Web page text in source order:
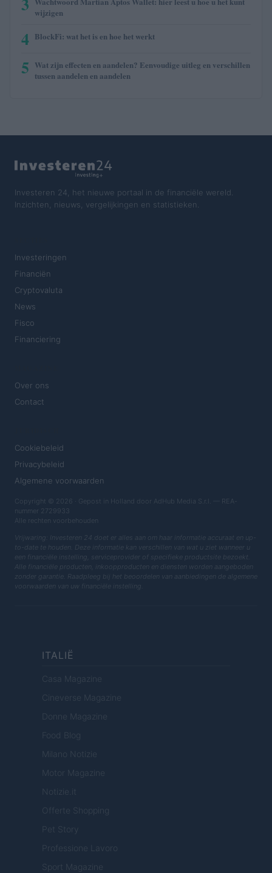
wijzigen
4 BlockFi: wat het is en hoe het werkt
5 Wat zijn effecten en aandelen? Eenvoudige uitleg en verschillen
tussen aandelen en aandelen
Investeren 24, het nieuwe portaal in de financiële wereld.
Inzichten, nieuws, vergelijkingen en statistieken.
Investeringen
Financiën
Cryptovaluta
News
Fisco
Financiering
Over ons
Contact
Cookiebeleid
Privacybeleid
Algemene voorwaarden
Copyright © 2026 · Gepost in Holland door AdHub Media S.r.l. — REA-
nummer 2729933
Alle rechten voorbehouden
Vrijwaring: Investeren 24 doet er alles aan om haar informatie accuraat en up-
to-date te houden. Deze informatie kan verschillen van wat u ziet wanneer u
een financiële instelling, serviceprovider of specifieke productsite bezoekt.
Alle financiële producten, inkoopproducten en diensten worden aangeboden
zonder garantie. Raadpleeg bij het beoordelen van aanbiedingen de algemene
voorwaarden van uw financiële instelling.
ITALIË
Casa Magazine
Cineverse Magazine
Donne Magazine
Food Blog
Milano Notizie
Motor Magazine
Notizie.it
Offerte Shopping
Pet Story
Professione Lavoro
Sport Magazine